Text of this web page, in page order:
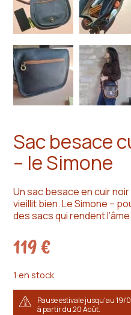
Sac besace
– le Simone
Un sac besace en cuir
vieillit bien. Le Simone –
des sacs qui rendent
119€
1 en stock
Pause estivale jusqu'au 19/
à partir du 20 Août.